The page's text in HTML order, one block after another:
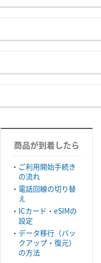
商品が到着したら
ご利用開始手続き
の流れ
電話回線の切り替
え
ICカード・eSIMの
設定
データ移行（バッ
クアップ・復元）
の方法